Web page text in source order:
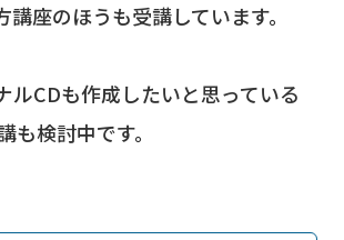
座のほうも受講しています。
ルCDも作成したいと思っている
も検討中です。